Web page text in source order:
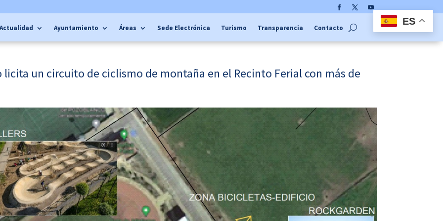
YouTube
Ayuntamiento Áreas Sede Electrónica Turismo Transparencia Contacto
un circuito de ciclismo de montaña en el Recinto Ferial con más de
ES